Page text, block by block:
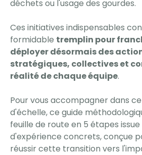
déchets ou l'usage des gourdes.
Ces initiatives indispensables
formidable tremplin pour
déployer désormais des
stratégiques, collectives et
réalité de chaque équipe.
Pour vous accompagner dans
d'échelle, ce guide
feuille de route en 5 étapes
d'expérience concrets, conçue
réussir cette transition vers